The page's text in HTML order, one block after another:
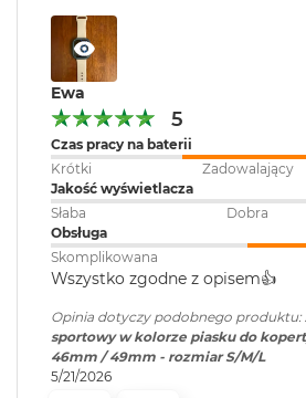
c
B
o
o
A
i
r
G
w
i
e
z
d
n
a
s
z
a
Ewa
5
Czas pracy na baterii
Krótki
Zadowalający
Jakość wyświetlacza
Słaba
Dobra
Obsługa
Skomplikowana
Wszystko zgodne z opisem👍️
Opinia dotyczy podobnego produktu:
sportowy w kolorze piasku do
46mm / 49mm - rozmiar S/M/L
5/21/2026